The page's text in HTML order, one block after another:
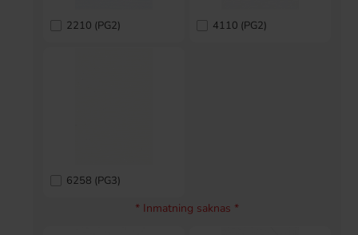
2210 (PG2) 4110 (PG2)
6258 (PG3)
* Inmatning saknas *